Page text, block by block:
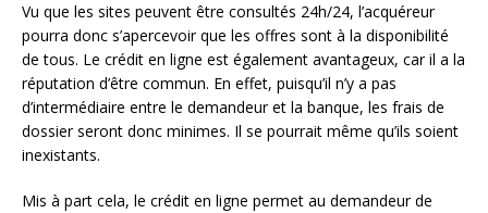
Vu que les sites peuvent être consultés 24h/24, l’acquéreur
pourra donc s’apercevoir que les offres sont à la disponibilité
de tous. Le crédit en ligne est également avantageux, car il a la
réputation d’être commun. En effet, puisqu’il n’y a pas
d’intermédiaire entre le demandeur et la banque, les frais de
dossier seront donc minimes. Il se pourrait même qu’ils soient
inexistants.
Mis à part cela, le crédit en ligne permet au demandeur de